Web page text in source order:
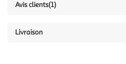
Avis clients(1)
Livraison